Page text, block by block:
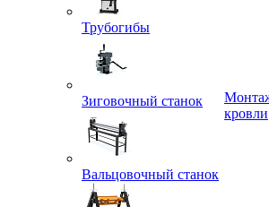
Трубогибы
Зиговочный станок
Вальцовочный станок
кровли